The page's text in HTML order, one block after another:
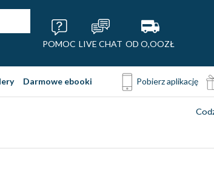
POMOC LIVE CHAT OD O,OOZŁ
Darmowe ebooki Pobierz aplikację